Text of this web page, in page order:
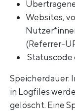
Websites,
(Referrer-
Statuscode
Speicherdauer:
in Logfiles
gelöscht. Eine